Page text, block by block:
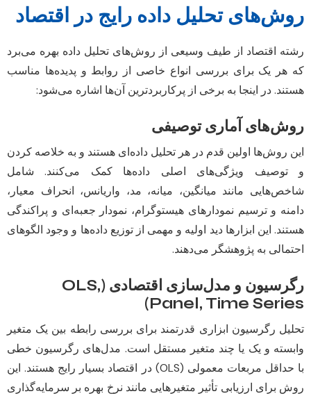
روش‌های تحلیل داده رایج در اقتصاد
رشته اقتصاد از طیف وسیعی از روش‌های تحلیل داده بهره می‌برد
که هر یک برای بررسی انواع خاصی از روابط و پدیده‌ها مناسب
هستند. در اینجا به برخی از پرکاربردترین آن‌ها اشاره می‌شود:
روش‌های آماری توصیفی
این روش‌ها اولین قدم در هر تحلیل داده‌ای هستند و به خلاصه کردن
و توصیف ویژگی‌های اصلی داده‌ها کمک می‌کنند. شامل
شاخص‌هایی مانند میانگین، میانه، مد، واریانس، انحراف معیار،
دامنه و ترسیم نمودارهای هیستوگرام، نمودار جعبه‌ای و پراکندگی
هستند. این ابزارها دید اولیه و مهمی از توزیع داده‌ها و وجود الگوهای
احتمالی به پژوهشگر می‌دهند.
رگرسیون و مدل‌سازی اقتصادی (OLS,
Panel, Time Series)
تحلیل رگرسیون ابزاری قدرتمند برای بررسی رابطه بین یک متغیر
وابسته و یک یا چند متغیر مستقل است. مدل‌های رگرسیون خطی
با حداقل مربعات معمولی (OLS) در اقتصاد بسیار رایج هستند. این
روش برای ارزیابی تأثیر متغیرهایی مانند نرخ بهره بر سرمایه‌گذاری